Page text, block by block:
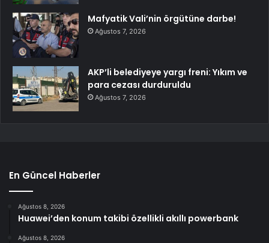
Mafyatik Vali’nin örgütüne darbe!
Ağustos 7, 2026
AKP’li belediyeye yargı freni: Yıkım ve
para cezası durduruldu
Ağustos 7, 2026
En Güncel Haberler
Ağustos 8, 2026
Huawei’den konum takibi özellikli akıllı powerbank
Ağustos 8, 2026